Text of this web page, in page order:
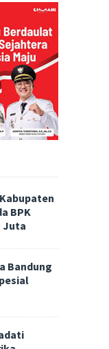
BPK
Juta
Bandung